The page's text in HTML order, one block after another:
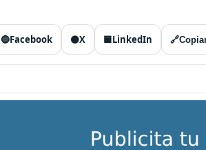
🔵Facebook ⚫X 🟦LinkedIn 🔗